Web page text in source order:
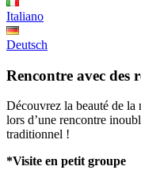
Italiano
Deutsch
Rencontre avec des
Découvrez la beauté de la
lors d’une rencontre
traditionnel !
*Visite en petit groupe